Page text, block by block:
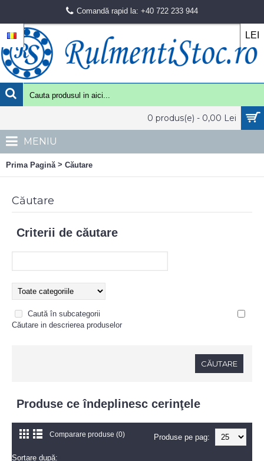
Comandă rapid la: +40 722 233 944
LEI
0 produs(e) - 0,00 Lei
MENIU
Prima Pagină > Căutare
Căutare
Criterii de căutare
Caută în subcategorii
Căutare in descrierea produselor
Produse ce îndeplinesc cerinţele
Comparare produse (0) Produse pe pag:
Sortare după: